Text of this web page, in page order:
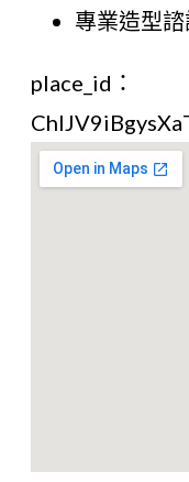
專業造型諮
place_id：